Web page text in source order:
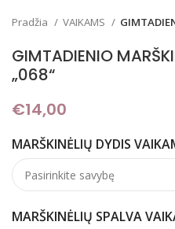
Pradžia VAIKAMS
GIMTADIENIO
„068“
€14,00
MARŠKINĖLIŲ DYDIS
MARŠKINĖLIŲ SPALVA